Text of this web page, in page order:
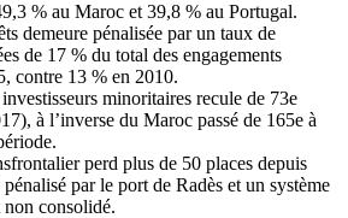
% au Maroc et 39,8 % au Portugal.
demeure pénalisée par un taux de
de 17 % du total des engagements
contre 13 % en 2010.
minoritaires recule de 73e
à l’inverse du Maroc passé de 165e à
perd plus de 50 places depuis
par le port de Radès et un système
non consolidé.